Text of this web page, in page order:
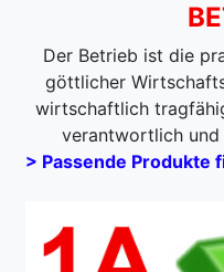
Der Betrieb ist die
göttlicher
wirtschaftlich
verantwortlich
> Passende Produkte